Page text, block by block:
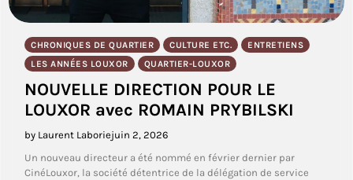
CHRONIQUES DE QUARTIER CULTURE ETC.
ENTRETIENS
LES ANNÉES LOUXOR
QUARTIER-LOUXOR
NOUVELLE DIRECTION POUR LE
LOUXOR avec ROMAIN PRYBILSKI
by Laurent Laboriejuin 2, 2026
Un nouveau directeur a été nommé en février dernier par
CinéLouxor, la société détentrice de la délégation de service